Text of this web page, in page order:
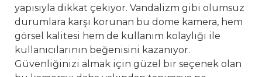
yapısıyla dikkat çekiyor. Vandalizm gibi olumsuz
durumlara karşı korunan bu dome kamera, hem
görsel kalitesi hem de kullanım kolaylığı ile
kullanıcılarının beğenisini kazanıyor.
Güvenliğinizi almak için güzel bir seçenek olan